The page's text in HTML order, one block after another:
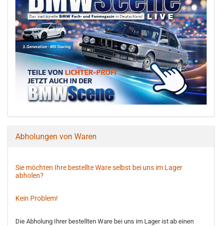
Abholungen von Waren
Sie möchten Ihre bestellte Ware selbst bei uns im Lager
abholen?
Kein Problem!
Die Abholung Ihrer bestellten Ware bei uns im Lager ist ab einen